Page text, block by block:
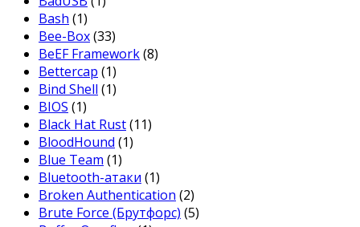
Bash (1)
Bee-Box(33)
BeEF Framework(8)
Bettercap (1)
Bind Shell (1)
BIOS (1)
Black Hat Rust(11)
BloodHound (1)
Blue Team (1)
Bluetooth-атаки (1)
Broken Authentication (2)
Brute Force (Брутфорс) (5)